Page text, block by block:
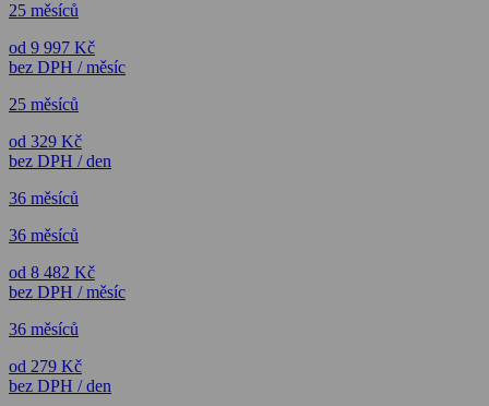
25 měsíců
od 9 997 Kč
bez DPH / měsíc
25 měsíců
od 329 Kč
bez DPH / den
36 měsíců
36 měsíců
od 8 482 Kč
bez DPH / měsíc
36 měsíců
od 279 Kč
bez DPH / den